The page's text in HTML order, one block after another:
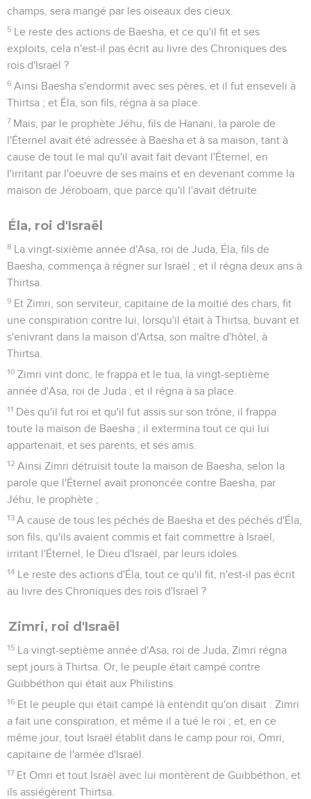
champs, sera mangé par les oiseaux des cieux.
5 Le reste des actions de Baesha, et ce qu'il fit et ses
exploits, cela n'est-il pas écrit au livre des Chroniques des
rois d'Israël ?
6 Ainsi Baesha s'endormit avec ses pères, et il fut enseveli à
Thirtsa ; et Éla, son fils, régna à sa place.
7 Mais, par le prophète Jéhu, fils de Hanani, la parole de
l'Éternel avait été adressée à Baesha et à sa maison, tant à
cause de tout le mal qu'il avait fait devant l'Éternel, en
l'irritant par l'oeuvre de ses mains et en devenant comme la
maison de Jéroboam, que parce qu'il l'avait détruite.
Éla, roi d'Israël
8 La vingt-sixième année d'Asa, roi de Juda, Éla, fils de
Baesha, commença à régner sur Israël ; et il régna deux ans à
Thirtsa.
9 Et Zimri, son serviteur, capitaine de la moitié des chars, fit
une conspiration contre lui, lorsqu'il était à Thirtsa, buvant et
s'enivrant dans la maison d'Artsa, son maître d'hôtel, à
Thirtsa.
10 Zimri vint donc, le frappa et le tua, la vingt-septième
année d'Asa, roi de Juda ; et il régna à sa place.
11 Dès qu'il fut roi et qu'il fut assis sur son trône, il frappa
toute la maison de Baesha ; il extermina tout ce qui lui
appartenait, et ses parents, et ses amis.
12 Ainsi Zimri détruisit toute la maison de Baesha, selon la
parole que l'Éternel avait prononcée contre Baesha, par
Jéhu, le prophète ;
13 A cause de tous les péchés de Baesha et des péchés d'Éla,
son fils, qu'ils avaient commis et fait commettre à Israël,
irritant l'Éternel, le Dieu d'Israël, par leurs idoles.
14 Le reste des actions d'Éla, tout ce qu'il fit, n'est-il pas écrit
au livre des Chroniques des rois d'Israël ?
Zimri, roi d'Israël
15 La vingt-septième année d'Asa, roi de Juda, Zimri régna
sept jours à Thirtsa. Or, le peuple était campé contre
Guibbéthon qui était aux Philistins.
16 Et le peuple qui était campé là entendit qu'on disait : Zimri
a fait une conspiration, et même il a tué le roi ; et, en ce
même jour, tout Israël établit dans le camp pour roi, Omri,
capitaine de l'armée d'Israël.
17 Et Omri et tout Israël avec lui montèrent de Guibbéthon, et
ils assiégèrent Thirtsa.